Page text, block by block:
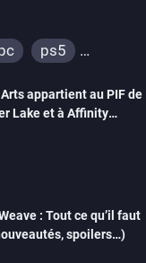
ps5
switch 2
appartient au PIF de
Lake et à Affinity
: Tout ce qu’il faut
spoilers…)